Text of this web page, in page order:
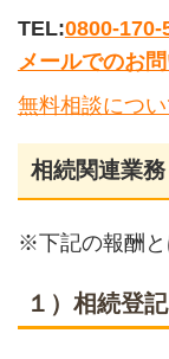
TEL:0800-170-
メールでのお
無料相談につ
相続関連業
※下記の報酬と
１）相続登